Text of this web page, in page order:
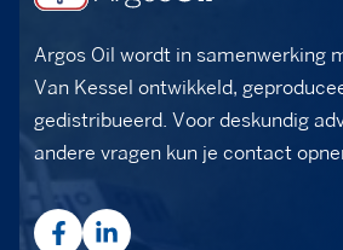
Argos Oil wordt in samenwerking
Van Kessel ontwikkeld,
gedistribueerd. Voor deskundig
andere vragen kun je contact